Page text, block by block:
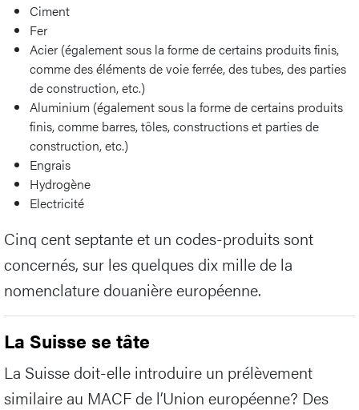
Ciment
Fer
Acier (également sous la forme de certains produits finis,
comme des éléments de voie ferrée, des tubes, des parties
de construction, etc.)
Aluminium (également sous la forme de certains produits
finis, comme barres, tôles, constructions et parties de
construction, etc.)
Engrais
Hydrogène
Electricité
Cinq cent septante et un codes-produits sont
concernés, sur les quelques dix mille de la
nomenclature douanière européenne.
La Suisse se tâte
La Suisse doit-elle introduire un prélèvement
similaire au MACF de l’Union européenne? Des